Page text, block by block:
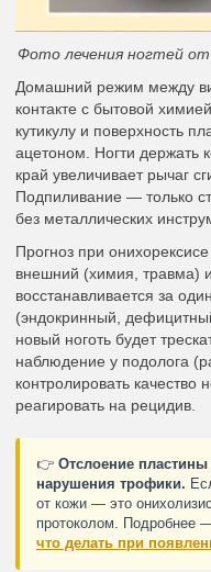
Фото лечения ногтей от
Домашний режим между
контакте с бытовой
кутикулу и поверхность
ацетоном. Ногти держать
край увеличивает рычаг
Подпиливание — только
без металлических
Прогноз при
внешний (химия, травма)
восстанавливается за
(эндокринный,
новый ноготь будет
наблюдение у подолога
контролировать качество
реагировать на рецидив.
👉 Отслоение
нарушения трофики.
от кожи — это
протоколом. Подробнее
что делать при